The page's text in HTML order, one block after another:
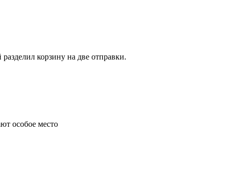
корзину на две отправки.
особое место